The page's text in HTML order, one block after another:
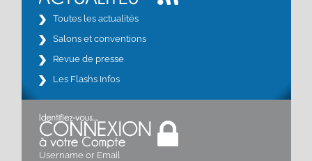
Toutes les actualités
Salons et conventions
Revue de presse
Les Flashs Infos
Username or Email